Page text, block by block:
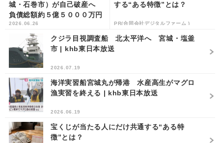
城・石巻市）が自己破産へ
負債総額約５億５０００万円
| khb東日本放送
2026.06.26
する“ある特徴”とは？
PR(合同会社デジタルファーム )
クジラ目視調査船 北太平洋へ 宮城・塩釜
市 | khb東日本放送
2026.07.19
海洋実習船宮城丸が帰港 水産高生がマグロ
漁実習を終える | khb東日本放送
2026.06.19
宝くじが当たる人にだけ共通する“ある特
徴”とは？